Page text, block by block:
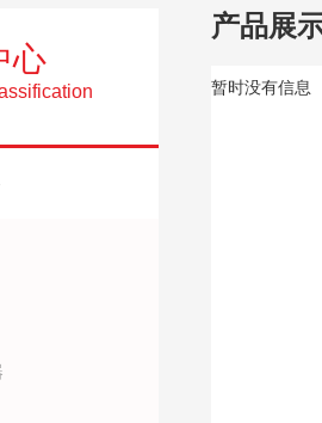
心
产品展
暂时没有信息